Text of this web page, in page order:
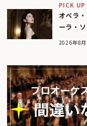
PICK UP
オペラ
ーラ・
2026年8月